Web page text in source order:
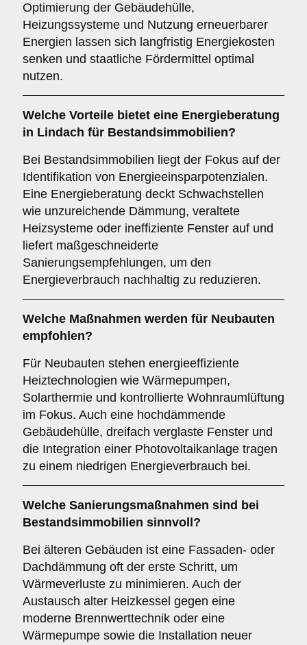
Optimierung der Gebäudehülle,
Heizungssysteme und Nutzung erneuerbarer
Energien lassen sich langfristig Energiekosten
senken und staatliche Fördermittel optimal
nutzen.
Welche Vorteile bietet eine Energieberatung
in Lindach für Bestandsimmobilien?
Bei Bestandsimmobilien liegt der Fokus auf der
Identifikation von Energieeinsparpotenzialen.
Eine Energieberatung deckt Schwachstellen
wie unzureichende Dämmung, veraltete
Heizsysteme oder ineffiziente Fenster auf und
liefert maßgeschneiderte
Sanierungsempfehlungen, um den
Energieverbrauch nachhaltig zu reduzieren.
Welche Maßnahmen werden für Neubauten
empfohlen?
Für Neubauten stehen energieeffiziente
Heiztechnologien wie Wärmepumpen,
Solarthermie und kontrollierte Wohnraumlüftung
im Fokus. Auch eine hochdämmende
Gebäudehülle, dreifach verglaste Fenster und
die Integration einer Photovoltaikanlage tragen
zu einem niedrigen Energieverbrauch bei.
Welche Sanierungsmaßnahmen sind bei
Bestandsimmobilien sinnvoll?
Bei älteren Gebäuden ist eine Fassaden- oder
Dachdämmung oft der erste Schritt, um
Wärmeverluste zu minimieren. Auch der
Austausch alter Heizkessel gegen eine
moderne Brennwerttechnik oder eine
Wärmepumpe sowie die Installation neuer